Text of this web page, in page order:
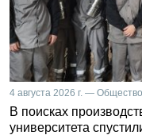
4 августа 2026 г. — Общество
В поисках
университета